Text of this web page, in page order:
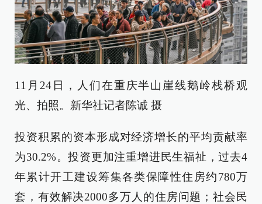
11月24日，人们在重庆半山崖线鹅岭栈桥观
光、拍照。新华社记者陈诚 摄
投资积累的资本形成对经济增长的平均贡献率
为30.2%。投资更加注重增进民生福祉，过去4
年累计开工建设筹集各类保障性住房约780万
套，有效解决2000多万人的住房问题；社会民